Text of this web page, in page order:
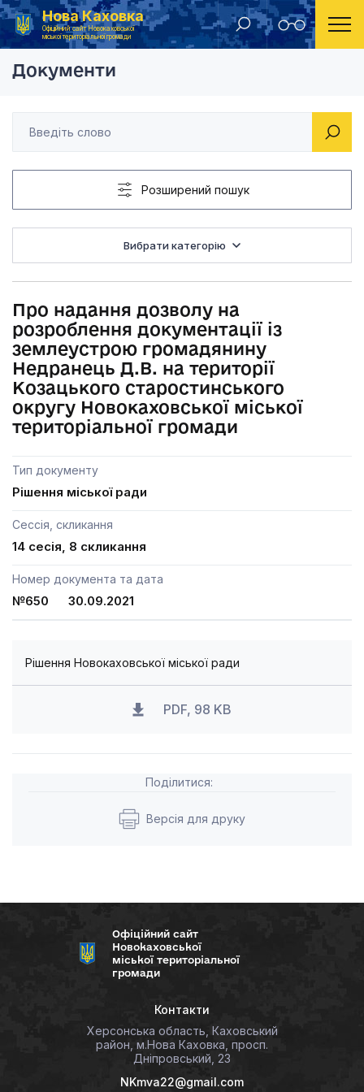
Нова Каховка
Офіційний сайт Новокаховської
міської територіальної громади
Головна Рішення Новокаховської міської ради 2021 рік Про надання
Документи
Розширений пошук
Вибрати категорію
Про надання дозволу на
розроблення документації із
землеустрою громадянину
Недранець Д.В. на території
Козацького старостинського
округу Новокаховської міської
територіальної громади
Тип документу
Рішення міської ради
Сессія, скликання
14 сесія, 8 скликання
Номер документа та дата
№650 30.09.2021
Рішення Новокаховської міської ради
PDF, 98 KB
Поділитися:
Версія для друку
Офіційний сайт
Новокаховської
міської територіальної
громади
Контакти
Херсонська область, Каховський
район, м.Нова Каховка, просп.
Дніпровський, 23
NKmva22@gmail.com